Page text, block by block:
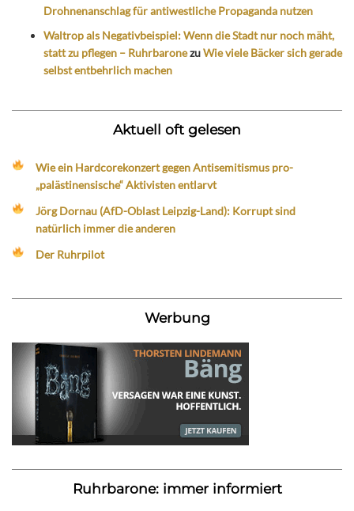
Drohnenanschlag für antiwestliche Propaganda nutzen
Waltrop als Negativbeispiel: Wenn die Stadt nur noch mäht,
statt zu pflegen – RuhrbaronezuWie viele Bäcker sich gerade
selbst entbehrlich machen
Aktuell oft gelesen
Wie ein Hardcorekonzert gegen Antisemitismus pro-
„palästinensische“ Aktivisten entlarvt
Jörg Dornau (AfD-Oblast Leipzig-Land): Korrupt sind
natürlich immer die anderen
Der Ruhrpilot
Werbung
Ruhrbarone: immer informiert